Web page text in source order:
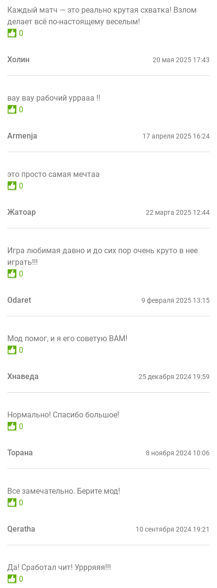
Каждый матч — это реально крутая схватка! Взлом
делает всё по-настоящему веселым!
0
Холин 20 мая 2025 17:43
вау вау рабочий уррааа !!
0
Armenja 17 апреля 2025 16:24
это просто самая мечтаа
0
Жатоар 22 марта 2025 12:44
Игра любимая давно и до сих пор очень круто в нее
играть!!!
0
Odaret 9 февраля 2025 13:15
Мод помог, и я его советую ВАМ!
0
Хнаведа 25 декабря 2024 19:59
Нормально! Спасибо большое!
0
Торана 8 ноября 2024 10:06
Все замечательно. Берите мод!
0
Qeratha 10 сентября 2024 19:21
Да! Сработал чит! Уррряяя!!!
0